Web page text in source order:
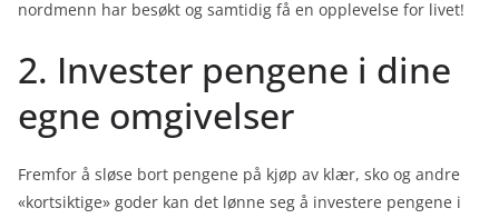
nordmenn har besøkt og samtidig få en opplevelse for livet!
2. Invester pengene i dine
egne omgivelser
Fremfor å sløse bort pengene på kjøp av klær, sko og andre
«kortsiktige» goder kan det lønne seg å investere pengene i